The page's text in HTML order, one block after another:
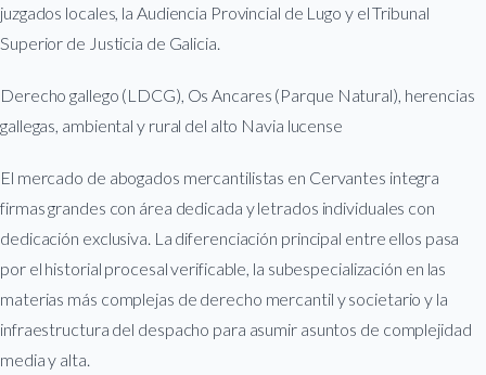
juzgados locales, la Audiencia Provincial de Lugo y el Tribunal
Superior de Justicia de Galicia.
Derecho gallego (LDCG), Os Ancares (Parque Natural), herencias
gallegas, ambiental y rural del alto Navia lucense
El mercado de abogados mercantilistas en Cervantes integra
firmas grandes con área dedicada y letrados individuales con
dedicación exclusiva. La diferenciación principal entre ellos pasa
por el historial procesal verificable, la subespecialización en las
materias más complejas de derecho mercantil y societario y la
infraestructura del despacho para asumir asuntos de complejidad
media y alta.